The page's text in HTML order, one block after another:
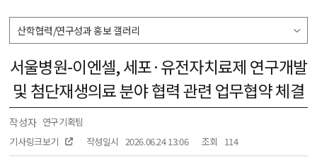
서울병원-이엔셀, 세포·유전자치료제 연구개발
및 첨단재생의료 분야 협력 관련 업무협약 체결
작성자 연구기획팀
기사링크보기
작성일시 2026.06.24 13:06 조회 114